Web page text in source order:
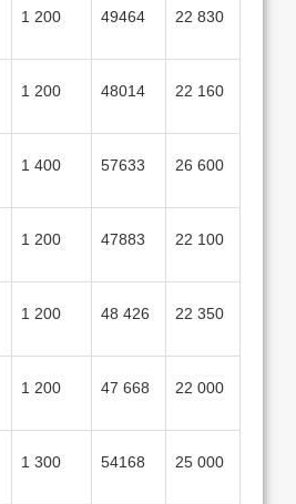
1 200 49464 22 830
1 200 48014 22 160
1 400 57633 26 600
1 200 47883 22 100
1 200 48 426 22 350
1 200 47 668 22 000
1 300 54168 25 000